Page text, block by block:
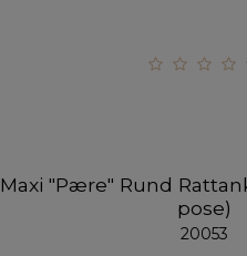
Maxi "Pære" Rund
pose)
20053